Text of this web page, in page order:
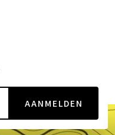
AANMELDEN